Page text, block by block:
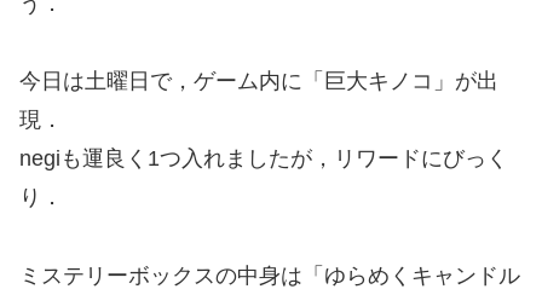
今日は土曜日で，ゲーム内に「巨大キノコ」が出
現．
negiも運良く1つ入れましたが，リワードにびっく
り．
ミステリーボックスの中身は「ゆらめくキャンドル